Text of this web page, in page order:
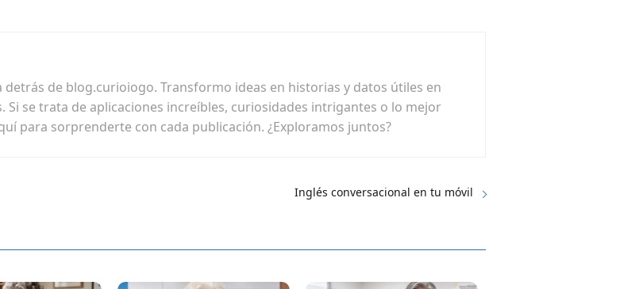
detrás de blog.curioiogo. Transformo ideas en historias y datos útiles en
Si se trata de aplicaciones increíbles, curiosidades intrigantes o lo mejor
para sorprenderte con cada publicación. ¿Exploramos juntos?
Inglés conversacional en tu móvil